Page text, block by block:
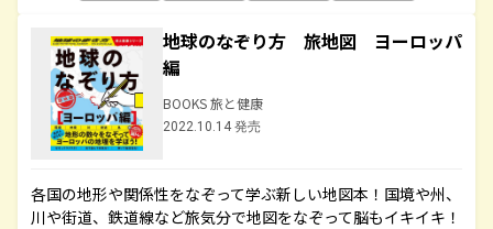
地球のなぞり方 旅地図 ヨーロッパ
編
BOOKS 旅と健康
2022.10.14 発売
各国の地形や関係性をなぞって学ぶ新しい地図本！国境や州、
川や街道、鉄道線など旅気分で地図をなぞって脳もイキイキ！